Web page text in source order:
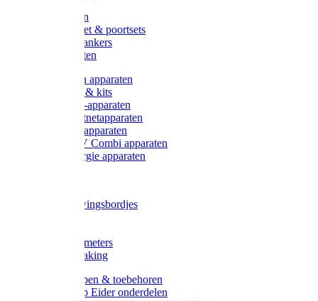
Poortgrepen
Doorgangset & poortsets
Poortgreepankers
Weidepoorten
Onderdelen apparaten
Starter sets & kits
9V Batterij-apparaten
230V Lichtnetapparaten
12V Accu-apparaten
230V / 12V Combi apparaten
Zonne-energie apparaten
Waarschuwingsbordjes
Wegers en meters
Video bewaking
Weidepompen & toebehoren
Weidepomp Eider onderdelen